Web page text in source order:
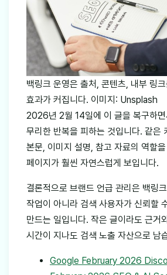
백링크 운영은 출처, 콘텐츠, 내부 링
효과가 커집니다. 이미지: Unsplash
2026년 2월 14일에 이 글을 복구하면
무리한 반복을 피하는 것입니다. 같은
본문, 이미지 설명, 참고 자료의 역할
페이지가 훨씬 자연스럽게 보입니다.
결론적으로 브랜드 언급 관리은 백링
작업이 아니라 검색 사용자가 신뢰할
만드는 일입니다. 작은 글이라도 근거
시간이 지나도 검색 노출 자산으로 남
Google February 2026